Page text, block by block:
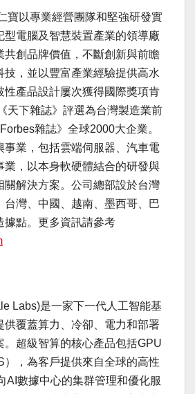
寶以專業經營團隊和堅強研發實
型電腦及智慧裝置產業的領導廠
共創品牌價值，不斷創新與前瞻
技，並以豐富產業經驗提供高水
性產品設計屢次獲得國際獎項肯
天下雜誌》評選為台灣製造業前
雜誌》全球2000大企業。
事業，包括雲端伺服器、汽車電
業，以本身軟硬體結合的研發與
關解決方案。公司總部設於台灣
台灣、中國、越南、墨西哥、巴
據點。更多資訊請參考
Labs)是一家下一代人工智能基
供覆蓋算力、冷卻、電力和部署
。超級智算的核心產品包括GPU
），為客戶提供來自全球的高性
AI數據中心的集群管理和優化服